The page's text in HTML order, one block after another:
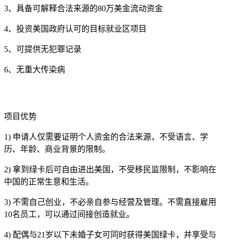
3、具备可解释合法来源的80万美金流动资金
4、投资美国政府认可的目标就业区项目
5、可提供无犯罪记录
6、无重大传染病
项目优势
1) 申请人仅需要证明个人资金的合法来源，不受语言、学
历、年龄、商业背景的限制。
2) 拿到绿卡后可自由进出美国，不受移民监限制，不影响在
中国的正常生意和生活。
3) 不需自己创业，不必亲自参与经营及管理。不需直接雇用
10名员工，可以通过间接创造就业。
4) 配偶与21岁以下未婚子女可同时获得美国绿卡，并享受与